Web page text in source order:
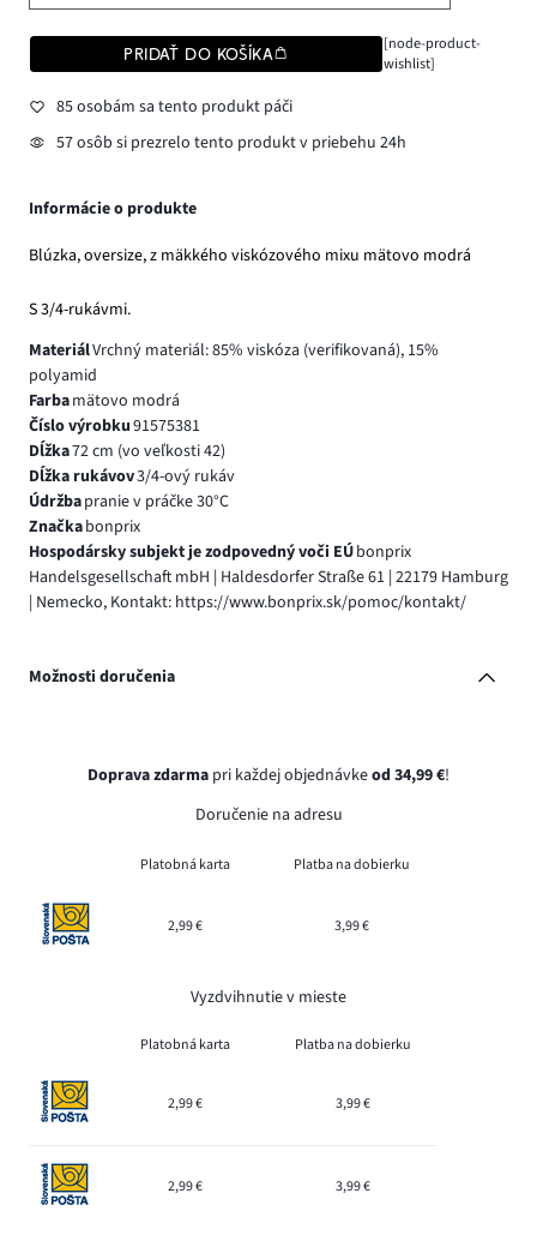
PRIDAŤ DO KOŠÍKA
[node-product-
wishlist]
85 osobám sa tento produkt páči
57 osôb si prezrelo tento produkt v priebehu 24h
Informácie o produkte
Blúzka, oversize, z mäkkého viskózového mixu mätovo modrá
S 3/4-rukávmi.
MateriálVrchný materiál: 85% viskóza (verifikovaná), 15%
polyamid
Farbamätovo modrá
Číslo výrobku91575381
Dĺžka72 cm (vo veľkosti 42)
Dĺžka rukávov3/4-ový rukáv
Údržbapranie v práčke 30°C
Značkabonprix
Hospodársky subjekt je zodpovedný voči EÚbonprix
Handelsgesellschaft mbH | Haldesdorfer Straße 61 | 22179 Hamburg
| Nemecko, Kontakt: https://www.bonprix.sk/pomoc/kontakt/
Možnosti doručenia
Doprava zdarma pri každej objednávkeod 34,99 €!
Doručenie na adresu
Platobná karta Platba na dobierku
2,99 € 3,99 €
Vyzdvihnutie v mieste
Platobná karta Platba na dobierku
2,99 € 3,99 €
2,99 € 3,99 €